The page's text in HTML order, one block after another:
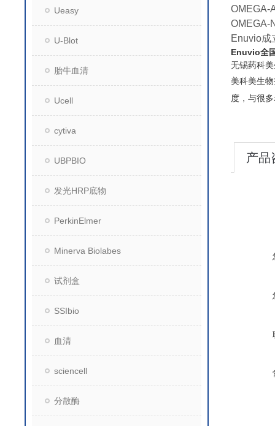
Ueasy
U-Blot
胎牛血清
Ucell
cytiva
UBPBIO
发光HRP底物
PerkinElmer
Minerva Biolabes
试剂盒
SSIbio
血清
sciencell
分散酶
OMEGA-
OMEGA-
Enuvio成
Enuvio全
无锡药科
美科美生
度，与很多
产品